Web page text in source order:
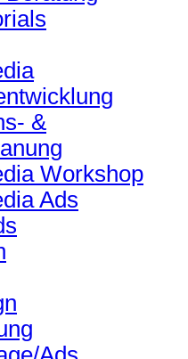
&
Workshop
Ads